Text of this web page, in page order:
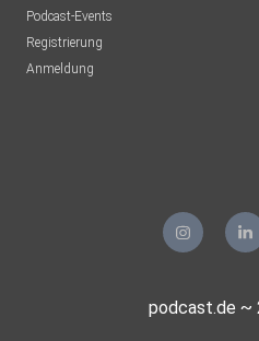
Podcast-Events
Registrierung
Anmeldung
podcast.de ~